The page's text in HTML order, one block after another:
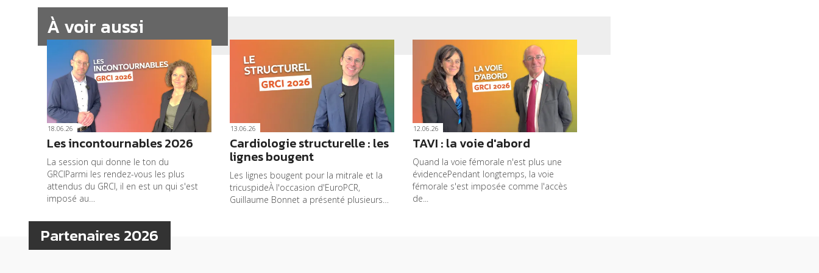
À voir aussi
18.06.26
Les incontournables 2026
La session qui donne le ton du
GRCIParmi les rendez-vous les plus
attendus du GRCI, il en est un qui s'est
imposé au…
13.06.26
Cardiologie structurelle : les
lignes bougent
Les lignes bougent pour la mitrale et la
tricuspideÀ l'occasion d'EuroPCR,
Guillaume Bonnet a présenté plusieurs…
12.06.26
TAVI : la voie d'abord
Quand la voie fémorale n'est plus une
évidencePendant longtemps, la voie
fémorale s'est imposée comme l'accès
de...
Partenaires 2026